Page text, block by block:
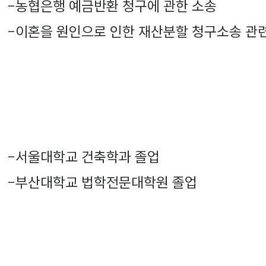
-농협은행 예금반환 청구에 관한 소송
-이혼을 원인으로 인한 재산분할 청구소송 관
-서울대학교 건축학과 졸업
-부산대학교 법학전문대학원 졸업